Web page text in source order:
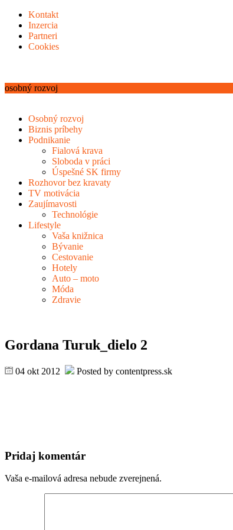
Kontakt
Inzercia
Partneri
Cookies
osobný rozvoj
Osobný rozvoj
Biznis príbehy
Podnikanie
Fialová krava
Sloboda v práci
Úspešné SK firmy
Rozhovor bez kravaty
TV motivácia
Zaujímavosti
Technológie
Lifestyle
Vaša knižnica
Bývanie
Cestovanie
Hotely
Auto – moto
Móda
Zdravie
Gordana Turuk_dielo 2
04 okt 2012 Posted by contentpress.sk
Pridaj komentár
Vaša e-mailová adresa nebude zverejnená.